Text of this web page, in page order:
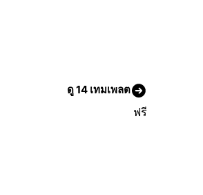
ดู 14 เทมเพลต
ฟรี